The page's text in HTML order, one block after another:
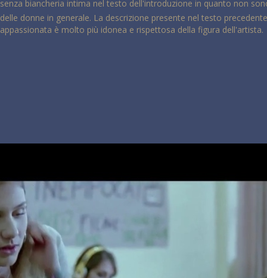
senza biancheria intima nel testo dell'introduzione in quanto non
delle donne in generale. La descrizione presente nel testo
appassionata è molto più idonea e rispettosa della figura dell'artista.